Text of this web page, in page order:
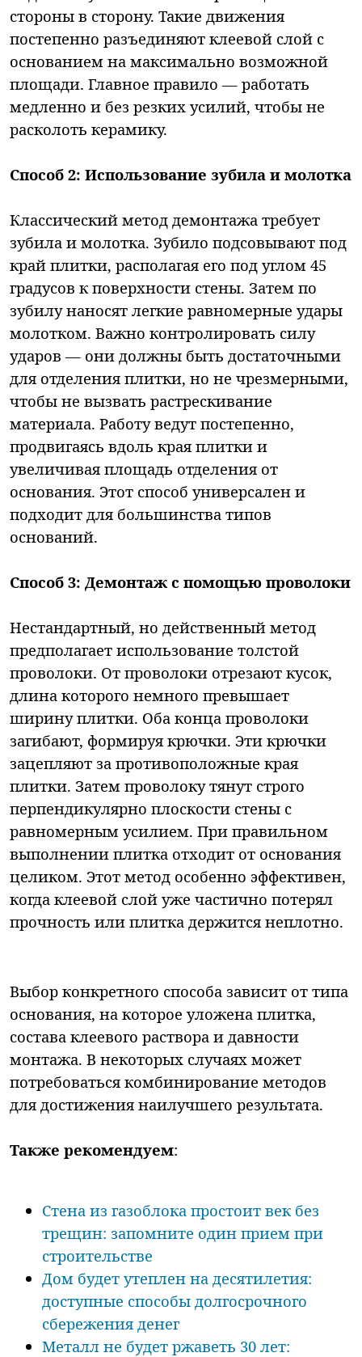
стороны в сторону. Такие движения
постепенно разъединяют клеевой слой с
основанием на максимально возможной
площади. Главное правило — работать
медленно и без резких усилий, чтобы не
расколоть керамику.
Способ 2: Использование зубила и молотка
Классический метод демонтажа требует
зубила и молотка. Зубило подсовывают под
край плитки, располагая его под углом 45
градусов к поверхности стены. Затем по
зубилу наносят легкие равномерные удары
молотком. Важно контролировать силу
ударов — они должны быть достаточными
для отделения плитки, но не чрезмерными,
чтобы не вызвать растрескивание
материала. Работу ведут постепенно,
продвигаясь вдоль края плитки и
увеличивая площадь отделения от
основания. Этот способ универсален и
подходит для большинства типов
оснований.
Способ 3: Демонтаж с помощью проволоки
Нестандартный, но действенный метод
предполагает использование толстой
проволоки. От проволоки отрезают кусок,
длина которого немного превышает
ширину плитки. Оба конца проволоки
загибают, формируя крючки. Эти крючки
зацепляют за противоположные края
плитки. Затем проволоку тянут строго
перпендикулярно плоскости стены с
равномерным усилием. При правильном
выполнении плитка отходит от основания
целиком. Этот метод особенно эффективен,
когда клеевой слой уже частично потерял
прочность или плитка держится неплотно.
Выбор конкретного способа зависит от типа
основания, на которое уложена плитка,
состава клеевого раствора и давности
монтажа. В некоторых случаях может
потребоваться комбинирование методов
для достижения наилучшего результата.
Также рекомендуем:
Стена из газоблока простоит век без
трещин: запомните один прием при
строительстве
Дом будет утеплен на десятилетия:
доступные способы долгосрочного
сбережения денег
Металл не будет ржаветь 30 лет: